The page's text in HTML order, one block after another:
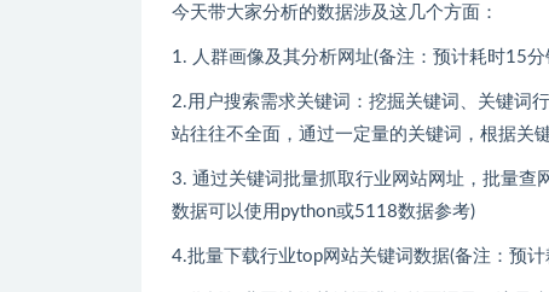
今天带大家分析的数据涉及这几个方面：
1. 人群画像及其分析网址(备注：预计耗时15分
2.用户搜索需求关键词：挖掘关键词、关键词
站往往不全面，通过一定量的关键词，根据关
3. 通过关键词批量抓取行业网站网址，批量查
数据可以使用python或5118数据参考)
4.批量下载行业top网站关键词数据(备注：预